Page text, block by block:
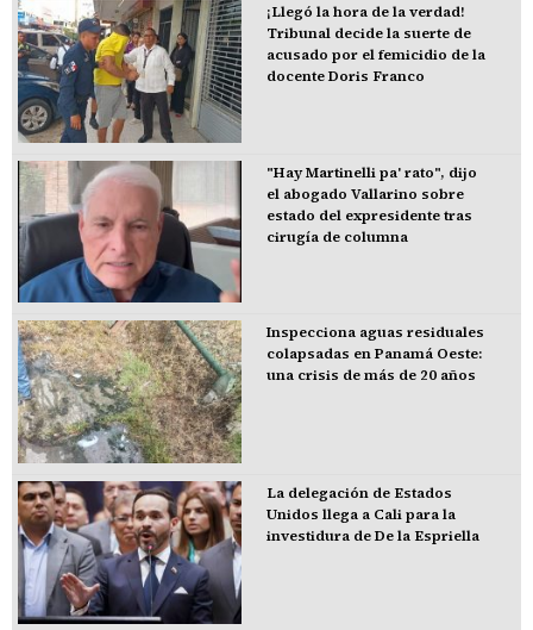
¡Llegó la hora de la verdad!
Tribunal decide la suerte de
acusado por el femicidio de la
docente Doris Franco
"Hay Martinelli pa' rato", dijo
el abogado Vallarino sobre
estado del expresidente tras
cirugía de columna
Inspecciona aguas residuales
colapsadas en Panamá Oeste:
una crisis de más de 20 años
La delegación de Estados
Unidos llega a Cali para la
investidura de De la Espriella